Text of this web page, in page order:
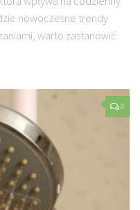
nowoczesne trendy
warto zastanowić
0